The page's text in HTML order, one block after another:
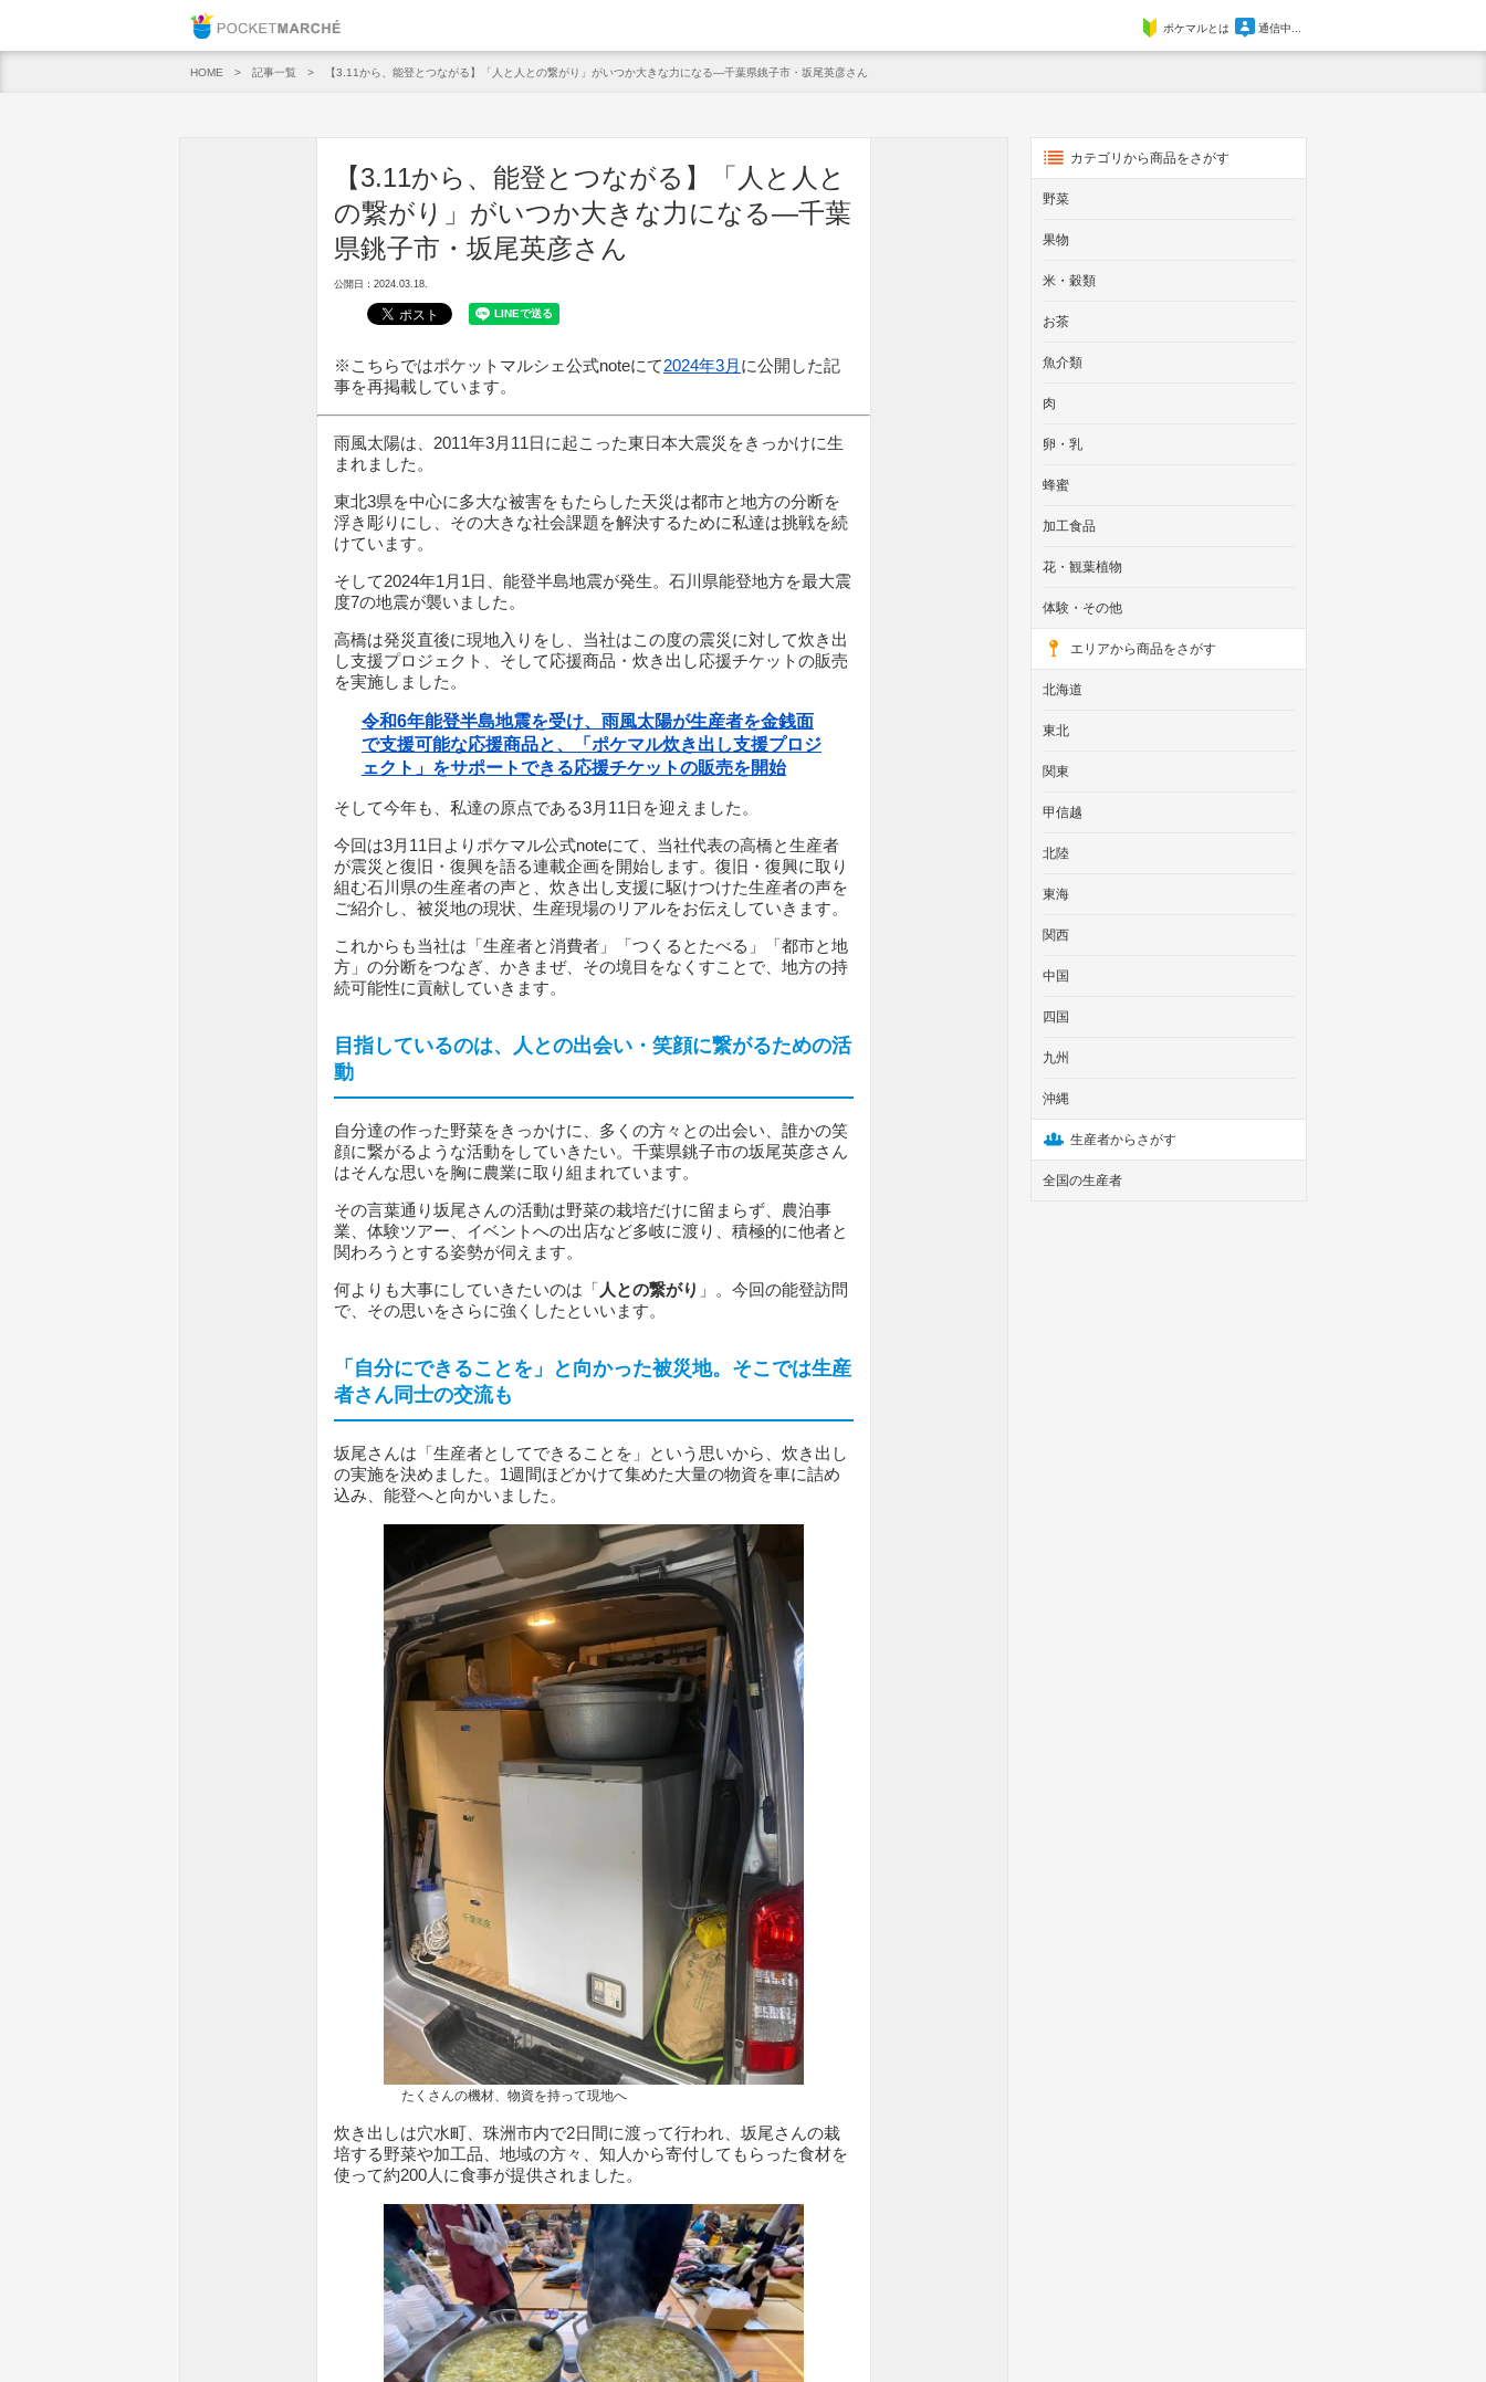
ポケマルとは 通信中...
HOME 記事一覧 【3.11から、能登とつながる】「人と人との繋がり」がいつか大きな力になる—千葉県銚子市・坂尾英彦さん
【3.11から、能登とつながる】「人と人と
の繋がり」がいつか大きな力になる—千葉
県銚子市・坂尾英彦さん
公開日：2024.03.18.
※こちらではポケットマルシェ公式noteにて2024年3月 に公開した記
事を再掲載しています。
雨風太陽は、2011年3月11日に起こった東日本大震災をきっかけに生
まれました。
東北3県を中心に多大な被害をもたらした天災は都市と地方の分断を
浮き彫りにし、その大きな社会課題を解決するために私達は挑戦を続
けています。
そして2024年1月1日、能登半島地震が発生。石川県能登地方を最大震
度7の地震が襲いました。
高橋は発災直後に現地入りをし、当社はこの度の震災に対して炊き出
し支援プロジェクト、そして応援商品・炊き出し応援チケットの販売
を実施しました。
令和6年能登半島地震を受け、雨風太陽が生産者を金銭面
で支援可能な応援商品と、「ポケマル炊き出し支援プロジ
ェクト」をサポートできる応援チケットの販売を開始
そして今年も、私達の原点である3月11日を迎えました。
今回は3月11日よりポケマル公式noteにて、当社代表の高橋と生産者
が震災と復旧・復興を語る連載企画を開始します。復旧・復興に取り
組む石川県の生産者の声と、炊き出し支援に駆けつけた生産者の声を
ご紹介し、被災地の現状、生産現場のリアルをお伝えしていきます。
これからも当社は「生産者と消費者」「つくるとたべる」「都市と地
方」の分断をつなぎ、かきまぜ、その境目をなくすことで、地方の持
続可能性に貢献していきます。
目指しているのは、人との出会い・笑顔に繋がるための活
動
自分達の作った野菜をきっかけに、多くの方々との出会い、誰かの笑
顔に繋がるような活動をしていきたい。千葉県銚子市の坂尾英彦さん
はそんな思いを胸に農業に取り組まれています。
その言葉通り坂尾さんの活動は野菜の栽培だけに留まらず、農泊事
業、体験ツアー、イベントへの出店など多岐に渡り、積極的に他者と
関わろうとする姿勢が伺えます。
何よりも大事にしていきたいのは「 人との繋がり 」。今回の能登訪問
で、その思いをさらに強くしたといいます。
「自分にできることを」と向かった被災地。そこでは生産
者さん同士の交流も
坂尾さんは「生産者としてできることを」という思いから、炊き出し
の実施を決めました。1週間ほどかけて集めた大量の物資を車に詰め
込み、能登へと向かいました。
たくさんの機材、物資を持って現地へ
炊き出しは穴水町、珠洲市内で2日間に渡って行われ、坂尾さんの栽
培する野菜や加工品、地域の方々、知人から寄付してもらった食材を
使って約200人に食事が提供されました。
カテゴリから商品をさがす
野菜
果物
米・穀類
お茶
魚介類
肉
卵・乳
蜂蜜
加工食品
花・観葉植物
体験・その他
エリアから商品をさがす
北海道
東北
関東
甲信越
北陸
東海
関西
中国
四国
九州
沖縄
生産者からさがす
全国の生産者